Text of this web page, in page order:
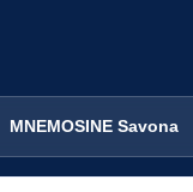
MNEMOSINE Savona